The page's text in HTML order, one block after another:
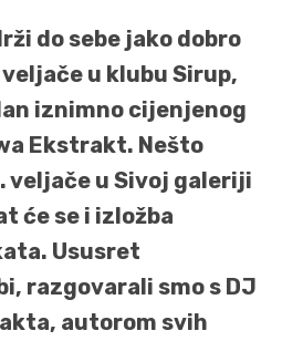
do sebe jako dobro
u klubu Sirup,
iznimno cijenjenog
Ekstrakt. Nešto
veljače u Sivoj galeriji
će se i izložba
Ususret
razgovarali smo s DJ
autorom svih